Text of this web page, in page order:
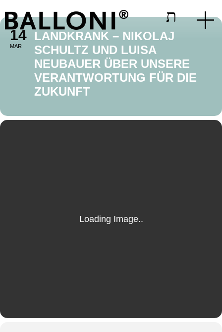
14
MAR
LANDKRANK – NIKOLAJ
SCHULTZ UND LUISA
NEUBAUER ÜBER UNSERE
VERANTWORTUNG FÜR DIE
ZUKUNFT